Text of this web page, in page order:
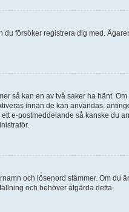
försöker registrera dig med.
så kan en av två saker ha hänt.
innan de kan användas,
e-postmeddelande så kanske du
och lösenord stämmer. Om du
och behöver åtgärda detta.